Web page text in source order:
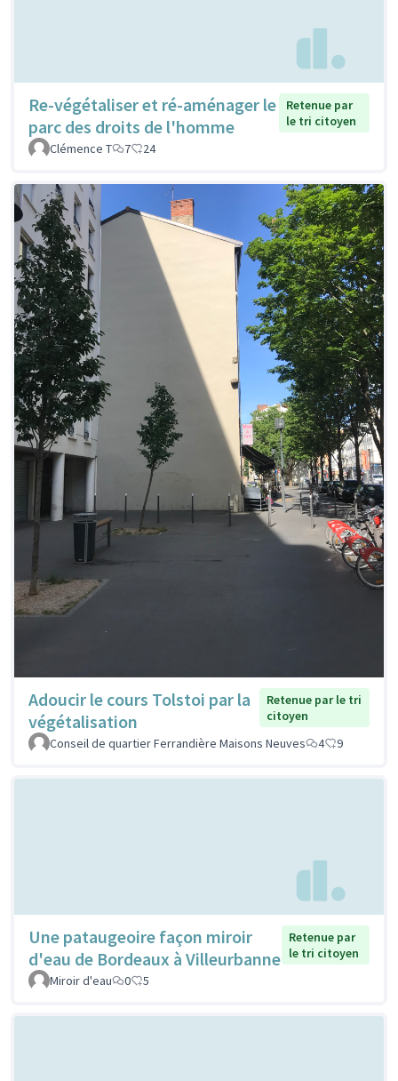
Re-végétaliser et ré-aménager le
parc des droits de l'homme
Retenue par
le tri citoyen
Clémence T
7 24
Adoucir le cours Tolstoi par la
végétalisation
Retenue par le tri
citoyen
Conseil de quartier Ferrandière Maisons Neuves
4 9
Une pataugeoire façon miroir
d'eau de Bordeaux à Villeurbanne
Retenue par
le tri citoyen
Miroir d'eau
0 5